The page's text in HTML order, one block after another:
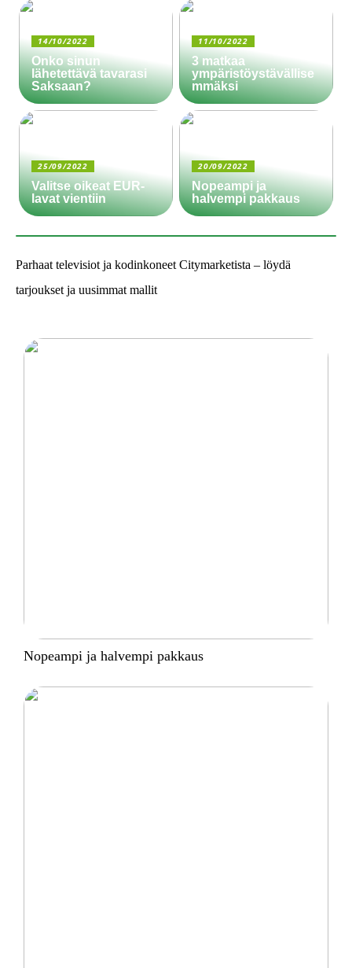
14/10/2022
Onko sinun
lähetettävä tavarasi
Saksaan?
11/10/2022
3 matkaa
ympäristöystävällise
mmäksi
25/09/2022
Valitse oikeat EUR-
lavat vientiin
20/09/2022
Nopeampi ja
halvempi pakkaus
Parhaat televisiot ja kodinkoneet Citymarketista – löydä
tarjoukset ja uusimmat mallit
Nopeampi ja halvempi pakkaus